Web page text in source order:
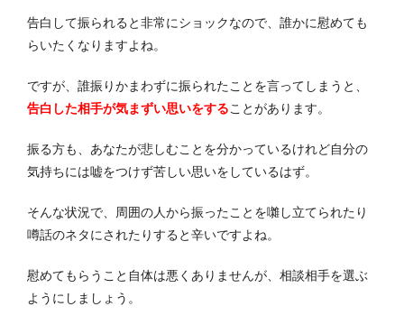
告白して振られると非常にショックなので、誰かに慰めても
らいたくなりますよね。
ですが、誰振りかまわずに振られたことを言ってしまうと、
告白した相手が気まずい思いをすることがあります。
振る方も、あなたが悲しむことを分かっているけれど自分の
気持ちには嘘をつけず苦しい思いをしているはず。
そんな状況で、周囲の人から振ったことを囃し立てられたり
噂話のネタにされたりすると辛いですよね。
慰めてもらうこと自体は悪くありませんが、相談相手を選ぶ
ようにしましょう。